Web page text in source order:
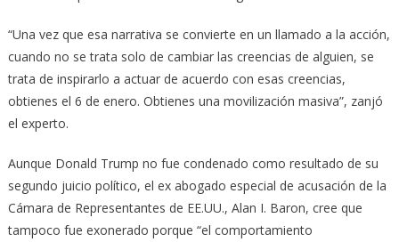
“Una vez que esa narrativa se convierte en un llamado a la acción,
cuando no se trata solo de cambiar las creencias de alguien, se
trata de inspirarlo a actuar de acuerdo con esas creencias,
obtienes el 6 de enero. Obtienes una movilización masiva”, zanjó
el experto.
Aunque Donald Trump no fue condenado como resultado de su
segundo juicio político, el ex abogado especial de acusación de la
Cámara de Representantes de EE.UU., Alan I. Baron, cree que
tampoco fue exonerado porque “el comportamiento